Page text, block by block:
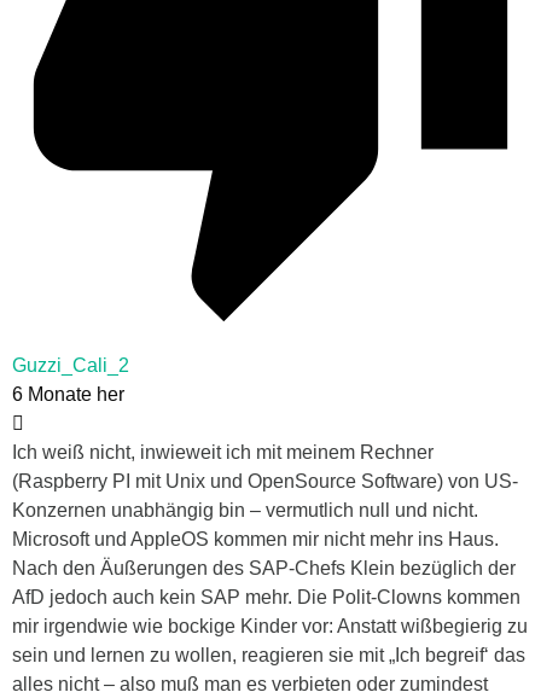
Guzzi_Cali_2
6 Monate her
Ich weiß nicht, inwieweit ich mit meinem Rechner
(Raspberry PI mit Unix und OpenSource Software) von US-
Konzernen unabhängig bin – vermutlich null und nicht.
Microsoft und AppleOS kommen mir nicht mehr ins Haus.
Nach den Äußerungen des SAP-Chefs Klein bezüglich der
AfD jedoch auch kein SAP mehr. Die Polit-Clowns kommen
mir irgendwie wie bockige Kinder vor: Anstatt wißbegierig zu
sein und lernen zu wollen, reagieren sie mit „Ich begreif‘ das
alles nicht – also muß man es verbieten oder zumindest